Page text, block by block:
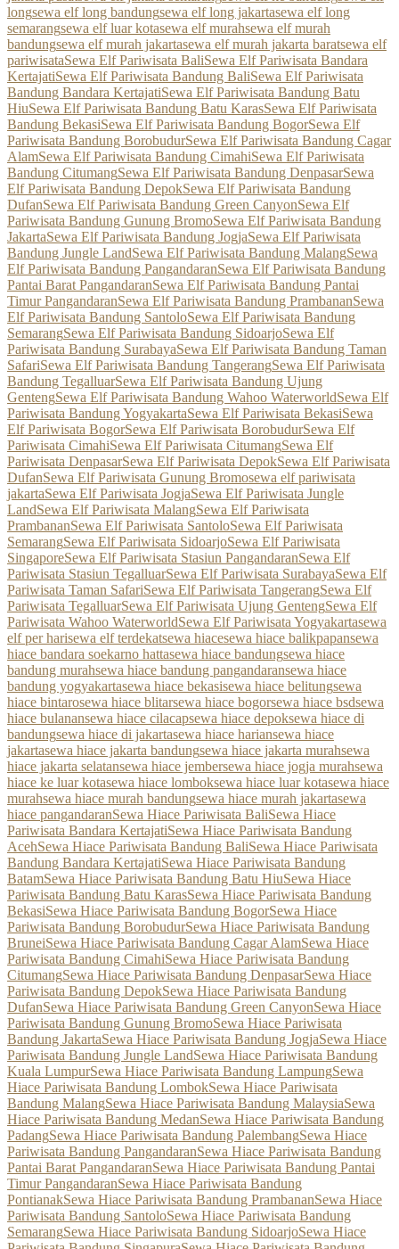
longsewa elf long bandungsewa elf long jakartasewa elf long
semarangsewa elf luar kotasewa elf murahsewa elf murah
bandungsewa elf murah jakartasewa elf murah jakarta baratsewa elf
pariwisataSewa Elf Pariwisata BaliSewa Elf Pariwisata Bandara
KertajatiSewa Elf Pariwisata Bandung BaliSewa Elf Pariwisata
Bandung Bandara KertajatiSewa Elf Pariwisata Bandung Batu
HiuSewa Elf Pariwisata Bandung Batu KarasSewa Elf Pariwisata
Bandung BekasiSewa Elf Pariwisata Bandung BogorSewa Elf
Pariwisata Bandung BorobudurSewa Elf Pariwisata Bandung Cagar
AlamSewa Elf Pariwisata Bandung CimahiSewa Elf Pariwisata
Bandung CitumangSewa Elf Pariwisata Bandung DenpasarSewa
Elf Pariwisata Bandung DepokSewa Elf Pariwisata Bandung
DufanSewa Elf Pariwisata Bandung Green CanyonSewa Elf
Pariwisata Bandung Gunung BromoSewa Elf Pariwisata Bandung
JakartaSewa Elf Pariwisata Bandung JogjaSewa Elf Pariwisata
Bandung Jungle LandSewa Elf Pariwisata Bandung MalangSewa
Elf Pariwisata Bandung PangandaranSewa Elf Pariwisata Bandung
Pantai Barat PangandaranSewa Elf Pariwisata Bandung Pantai
Timur PangandaranSewa Elf Pariwisata Bandung PrambananSewa
Elf Pariwisata Bandung SantoloSewa Elf Pariwisata Bandung
SemarangSewa Elf Pariwisata Bandung SidoarjoSewa Elf
Pariwisata Bandung SurabayaSewa Elf Pariwisata Bandung Taman
SafariSewa Elf Pariwisata Bandung TangerangSewa Elf Pariwisata
Bandung TegalluarSewa Elf Pariwisata Bandung Ujung
GentengSewa Elf Pariwisata Bandung Wahoo WaterworldSewa Elf
Pariwisata Bandung YogyakartaSewa Elf Pariwisata BekasiSewa
Elf Pariwisata BogorSewa Elf Pariwisata BorobudurSewa Elf
Pariwisata CimahiSewa Elf Pariwisata CitumangSewa Elf
Pariwisata DenpasarSewa Elf Pariwisata DepokSewa Elf Pariwisata
DufanSewa Elf Pariwisata Gunung Bromosewa elf pariwisata
jakartaSewa Elf Pariwisata JogjaSewa Elf Pariwisata Jungle
LandSewa Elf Pariwisata MalangSewa Elf Pariwisata
PrambananSewa Elf Pariwisata SantoloSewa Elf Pariwisata
SemarangSewa Elf Pariwisata SidoarjoSewa Elf Pariwisata
SingaporeSewa Elf Pariwisata Stasiun PangandaranSewa Elf
Pariwisata Stasiun TegalluarSewa Elf Pariwisata SurabayaSewa Elf
Pariwisata Taman SafariSewa Elf Pariwisata TangerangSewa Elf
Pariwisata TegalluarSewa Elf Pariwisata Ujung GentengSewa Elf
Pariwisata Wahoo WaterworldSewa Elf Pariwisata Yogyakartasewa
elf per harisewa elf terdekatsewa hiacesewa hiace balikpapansewa
hiace bandara soekarno hattasewa hiace bandungsewa hiace
bandung murahsewa hiace bandung pangandaransewa hiace
bandung yogyakartasewa hiace bekasisewa hiace belitungsewa
hiace bintarosewa hiace blitarsewa hiace bogorsewa hiace bsdsewa
hiace bulanansewa hiace cilacapsewa hiace depoksewa hiace di
bandungsewa hiace di jakartasewa hiace hariansewa hiace
jakartasewa hiace jakarta bandungsewa hiace jakarta murahsewa
hiace jakarta selatansewa hiace jembersewa hiace jogja murahsewa
hiace ke luar kotasewa hiace lomboksewa hiace luar kotasewa hiace
murahsewa hiace murah bandungsewa hiace murah jakartasewa
hiace pangandaranSewa Hiace Pariwisata BaliSewa Hiace
Pariwisata Bandara KertajatiSewa Hiace Pariwisata Bandung
AcehSewa Hiace Pariwisata Bandung BaliSewa Hiace Pariwisata
Bandung Bandara KertajatiSewa Hiace Pariwisata Bandung
BatamSewa Hiace Pariwisata Bandung Batu HiuSewa Hiace
Pariwisata Bandung Batu KarasSewa Hiace Pariwisata Bandung
BekasiSewa Hiace Pariwisata Bandung BogorSewa Hiace
Pariwisata Bandung BorobudurSewa Hiace Pariwisata Bandung
BruneiSewa Hiace Pariwisata Bandung Cagar AlamSewa Hiace
Pariwisata Bandung CimahiSewa Hiace Pariwisata Bandung
CitumangSewa Hiace Pariwisata Bandung DenpasarSewa Hiace
Pariwisata Bandung DepokSewa Hiace Pariwisata Bandung
DufanSewa Hiace Pariwisata Bandung Green CanyonSewa Hiace
Pariwisata Bandung Gunung BromoSewa Hiace Pariwisata
Bandung JakartaSewa Hiace Pariwisata Bandung JogjaSewa Hiace
Pariwisata Bandung Jungle LandSewa Hiace Pariwisata Bandung
Kuala LumpurSewa Hiace Pariwisata Bandung LampungSewa
Hiace Pariwisata Bandung LombokSewa Hiace Pariwisata
Bandung MalangSewa Hiace Pariwisata Bandung MalaysiaSewa
Hiace Pariwisata Bandung MedanSewa Hiace Pariwisata Bandung
PadangSewa Hiace Pariwisata Bandung PalembangSewa Hiace
Pariwisata Bandung PangandaranSewa Hiace Pariwisata Bandung
Pantai Barat PangandaranSewa Hiace Pariwisata Bandung Pantai
Timur PangandaranSewa Hiace Pariwisata Bandung
PontianakSewa Hiace Pariwisata Bandung PrambananSewa Hiace
Pariwisata Bandung SantoloSewa Hiace Pariwisata Bandung
SemarangSewa Hiace Pariwisata Bandung SidoarjoSewa Hiace